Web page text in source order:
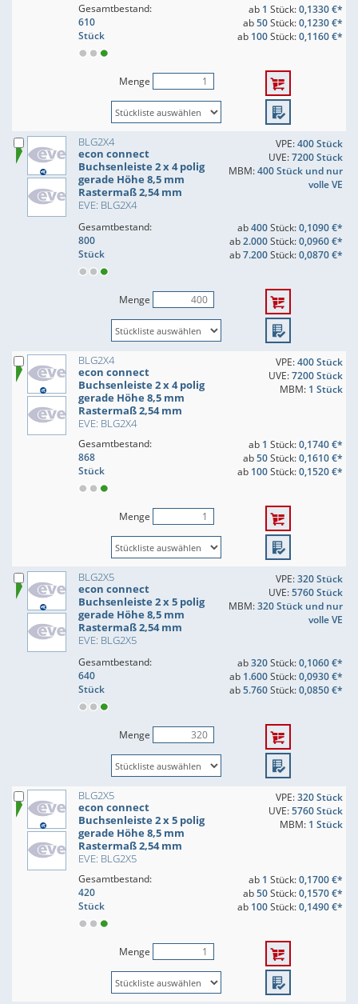
Gesamtbestand:
610
Stück
ab 1 Stück:0,1330 €*
ab50Stück:0,1230 €*
ab 100Stück:0,1160 €*
Menge
BLG2X4
econ connect
Buchsenleiste 2 x 4 polig
gerade Höhe 8,5 mm
Rastermaß 2,54 mm
EVE: BLG2X4
VPE:400 Stück
UVE:7200 Stück
MBM:400 Stück und nur
volle VE
Gesamtbestand:
800
Stück
ab400Stück:0,1090 €*
ab2.000Stück:0,0960 €*
ab7.200Stück:0,0870 €*
Menge
BLG2X4
econ connect
Buchsenleiste 2 x 4 polig
gerade Höhe 8,5 mm
Rastermaß 2,54 mm
EVE: BLG2X4
VPE:400 Stück
UVE:7200 Stück
MBM: 1 Stück
Gesamtbestand:
868
Stück
ab 1 Stück:0,1740 €*
ab50Stück:0,1610 €*
ab 100Stück:0,1520 €*
Menge
BLG2X5
econ connect
Buchsenleiste 2 x 5 polig
gerade Höhe 8,5 mm
Rastermaß 2,54 mm
EVE: BLG2X5
VPE:320 Stück
UVE:5760 Stück
MBM:320 Stück und nur
volle VE
Gesamtbestand:
640
Stück
ab320Stück:0,1060 €*
ab 1.600Stück:0,0930 €*
ab5.760Stück:0,0850 €*
Menge
BLG2X5
econ connect
Buchsenleiste 2 x 5 polig
gerade Höhe 8,5 mm
Rastermaß 2,54 mm
EVE: BLG2X5
VPE:320 Stück
UVE:5760 Stück
MBM: 1 Stück
Gesamtbestand:
420
Stück
ab 1 Stück:0,1700 €*
ab50Stück:0,1570 €*
ab 100Stück:0,1490 €*
Menge